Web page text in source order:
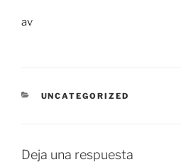
av
CATEGORÍAS
UNCATEGORIZED
Deja una respuesta